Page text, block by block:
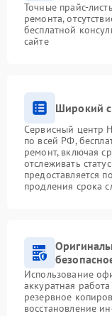
Точные прайс-
ремонта,
бесплатной
сайте
Широкий
Сервисный центр
по всей РФ,
ремонт, включая
отслеживать
предоставляется
продления срока
Использование
аккуратная
резервное
восстановление